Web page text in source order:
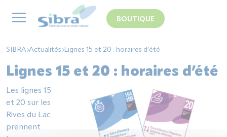
BOUTIQUE
SIBRA Actualités Lignes 15 et 20 : horaires d’été
Lignes 15 et 20 : horaires d’été
Les lignes 15
et 20 sur les
Rives du Lac
prennent
Panneau de gestion des cookies